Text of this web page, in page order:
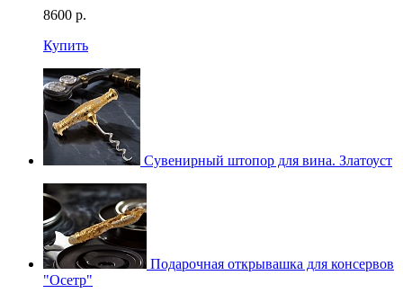
8600 р.
Купить
Сувенирный штопор для вина. Златоуст
Подарочная открывашка для консервов
"Осетр"